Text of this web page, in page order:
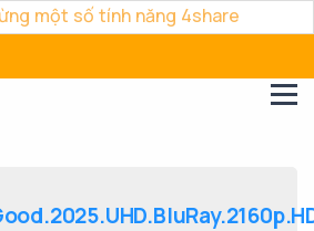
một số tính năng 4share